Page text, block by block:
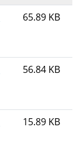
65.89 KB
56.84 KB
15.89 KB